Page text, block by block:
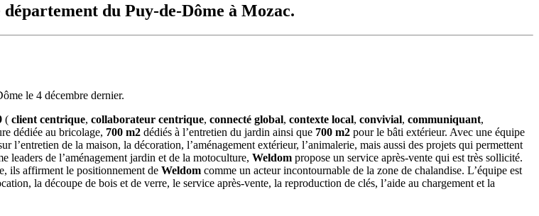
du Puy-de-Dôme à Mozac.
le 4 décembre dernier.
( client centrique, collaborateur centrique, connecté global, contexte local, convivial, communiquant,
dédiée au bricolage, 700 m2 dédiés à l’entretien du jardin ainsi que 700 m2 pour le bâti extérieur. Avec une équipe
l’entretien de la maison, la décoration, l’aménagement extérieur, l’animalerie, mais aussi des projets qui permettent
leaders de l’aménagement jardin et de la motoculture, Weldom propose un service après-vente qui est très sollicité.
ils affirment le positionnement de Weldom comme un acteur incontournable de la zone de chalandise. L’équipe est
la découpe de bois et de verre, le service après-vente, la reproduction de clés, l’aide au chargement et la